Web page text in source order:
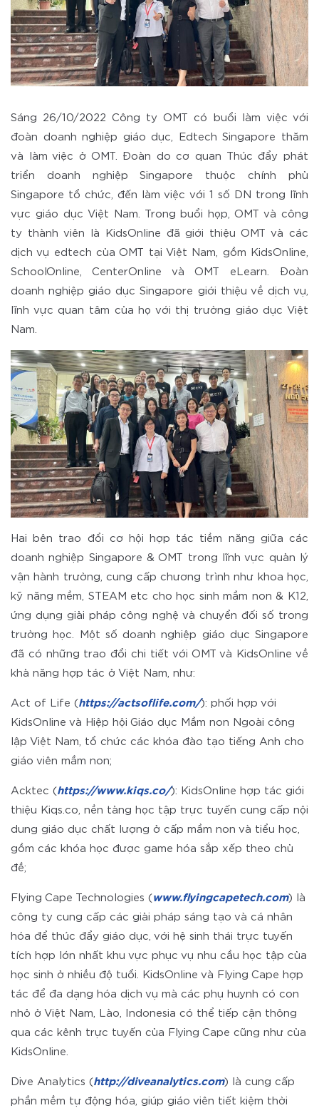
Sáng 26/10/2022 Công ty OMT có buổi làm việc với
đoàn doanh nghiệp giáo dục, Edtech Singapore thăm
và làm việc ở OMT. Đoàn do cơ quan Thúc đẩy phát
triển doanh nghiệp Singapore thuộc chính phủ
Singapore tổ chức, đến làm việc với 1 số DN trong lĩnh
vực giáo dục Việt Nam. Trong buổi họp, OMT và công
ty thành viên là KidsOnline đã giới thiệu OMT và các
dịch vụ edtech của OMT tại Việt Nam, gồm KidsOnline,
SchoolOnline, CenterOnline và OMT eLearn. Đoàn
doanh nghiệp giáo dục Singapore giới thiệu về dịch vụ,
lĩnh vực quan tâm của họ với thị trường giáo dục Việt
Nam.
Hai bên trao đổi cơ hội hợp tác tiềm năng giữa các
doanh nghiệp Singapore & OMT trong lĩnh vực quản lý
vận hành trường, cung cấp chương trình như khoa học,
kỹ năng mềm, STEAM etc cho học sinh mầm non & K12,
ứng dụng giải pháp công nghệ và chuyển đối số trong
trường học. Một số doanh nghiệp giáo dục Singapore
đã có những trao đổi chi tiết với OMT và KidsOnline về
khả năng hợp tác ở Việt Nam, như:
Act of Life (https://actsoflife.com/): phối hợp với
KidsOnline và Hiệp hội Giáo dục Mầm non Ngoài công
lập Việt Nam, tổ chức các khóa đào tạo tiếng Anh cho
giáo viên mầm non;
Acktec (https://www.kiqs.co/): KidsOnline hợp tác giới
thiệu Kiqs.co, nền tảng học tập trực tuyến cung cấp nội
dung giáo dục chất lượng ở cấp mầm non và tiểu học,
gồm các khóa học được game hóa sắp xếp theo chủ
đề;
Flying Cape Technologies ( www.flyingcapetech.com) là
công ty cung cấp các giải pháp sáng tạo và cá nhân
hóa để thúc đẩy giáo dục, với hệ sinh thái trực tuyến
tích hợp lớn nhất khu vực phục vụ nhu cầu học tập của
học sinh ở nhiều độ tuổi. KidsOnline và Flying Cape hợp
tác để đa dạng hóa dịch vụ mà các phụ huynh có con
nhỏ ở Việt Nam, Lào, Indonesia có thể tiếp cận thông
qua các kênh trực tuyến của Flying Cape cũng như của
KidsOnline.
Dive Analytics (http://diveanalytics.com) là cung cấp
phần mềm tự động hóa, giúp giáo viên tiết kiệm thời